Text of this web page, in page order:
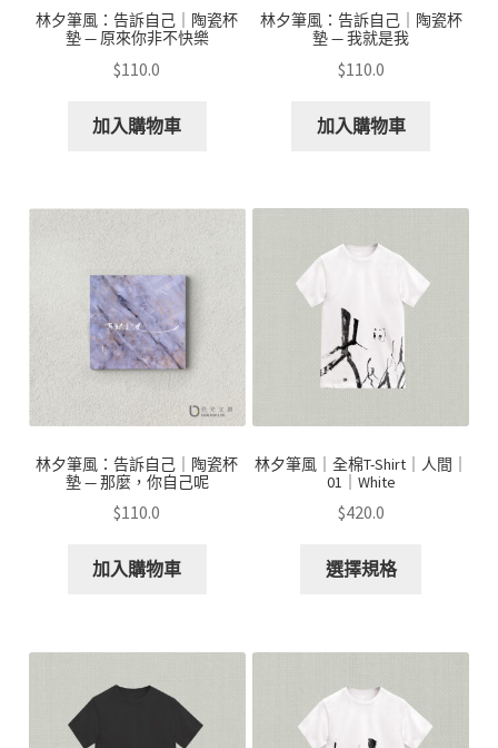
林夕筆風：告訴自己｜陶瓷杯
墊 — 原來你非不快樂
$110.0
加入購物車
林夕筆風：告訴自己｜陶瓷杯
墊 — 我就是我
$110.0
加入購物車
林夕筆風：告訴自己｜陶瓷杯
墊 — 那麼，你自己呢
$110.0
加入購物車
林夕筆風｜全棉T-Shirt｜人間｜
01｜White
$420.0
選擇規格